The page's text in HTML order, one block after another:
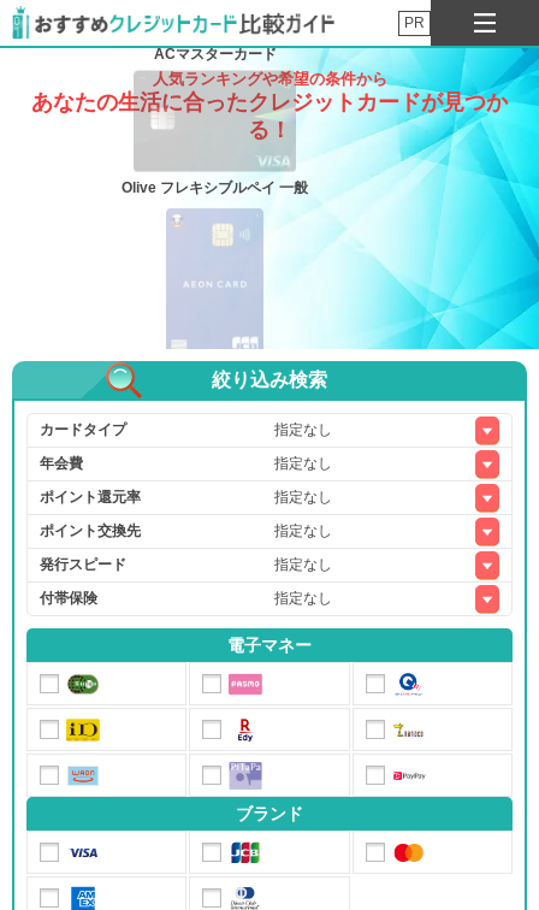
PR
人気ランキングや希望の条件から
あなたの生活に合ったクレジットカードが見つか
る！
ACマスターカード
Olive フレキシブルペイ 一般
イオンカード（WAON一体型）
アメリカン・エキスプレス®・ゴールド・プリファード・カード
モビットVISA-W
絞り込み検索
カードタイプ
年会費
ポイント還元率
ポイント交換先
発行スピード
付帯保険
電子マネー
ブランド